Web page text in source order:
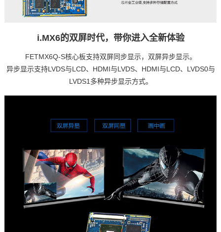
i.MX6的双屏时代，带你进入全新体验
FETMX6Q-S核心板支持双屏同步显示，双屏异步显示。
异步显示支持LVDS与LCD、HDMI与LVDS、HDMI与LCD、LVDS0与
LVDS1多种异步显示方式。